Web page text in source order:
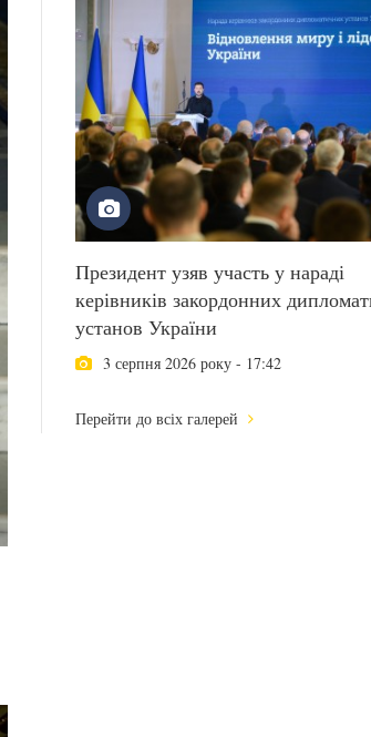
Президент узяв участь у нараді
керівників закордонних
установ України
3 серпня 2026 року - 17:42
Перейти до всіх галерей